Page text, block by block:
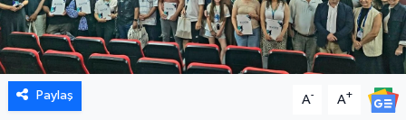
Paylaş A- A+